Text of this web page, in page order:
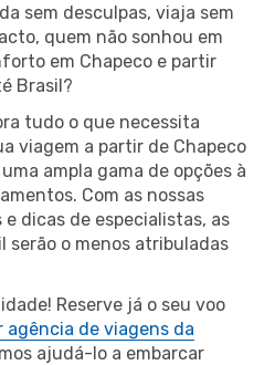
sem desculpas, viaja sem
quem não sonhou em
em Chapeco e partir
Brasil?
tudo o que necessita
viagem a partir de Chapeco
ampla gama de opções à
Com as nossas
dicas de especialistas, as
serão o menos atribuladas
Reserve já o seu voo
agência de viagens da
ajudá-lo a embarcar